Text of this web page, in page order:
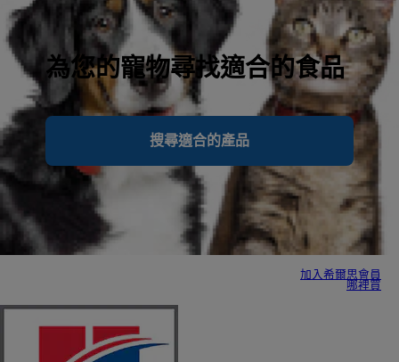
為您的寵物尋找適合的食品
搜尋適合的產品
加入希爾思會員
哪裡買